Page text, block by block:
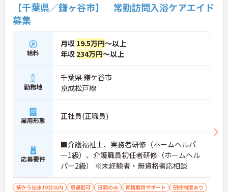
【千葉県／鎌ヶ谷市】 常勤訪問入浴ケアエイド
募集
給料
月収 19.5万円～以上
年収 234万円～以上
勤務地
千葉県 鎌ケ谷市
京成松戸線
雇用形態 正社員(正職員)
応募要件
■介護福祉士、実務者研修（ホームヘルパ
ー1級）、介護職員初任者研修（ホームヘル
パー2級） ※未経験者・無資格者応相談
駅から徒歩10分以内 車通勤可 日勤のみ 資格取得サポート
研修制度あり